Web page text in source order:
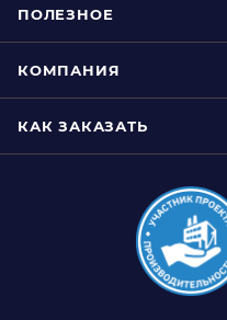
ПОЛЕЗНОЕ
КОМПАНИЯ
КАК ЗАКАЗАТЬ